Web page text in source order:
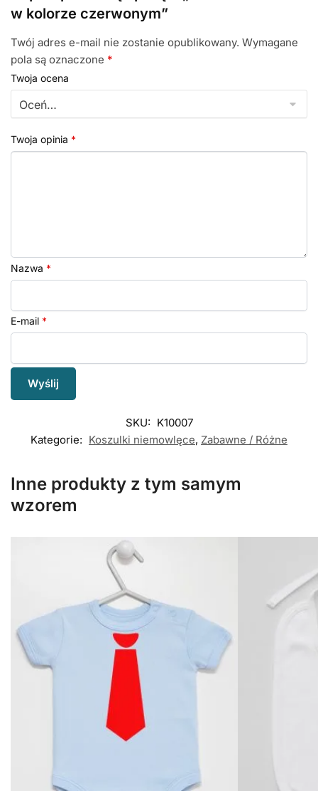
w kolorze czerwonym”
Twój adres e-mail nie zostanie opublikowany. Wymagane
pola są oznaczone *
Twoja ocena
Twoja opinia *
Nazwa *
E-mail *
SKU: K10007
Kategorie: Koszulki niemowlęce, Zabawne / Różne
Inne produkty z tym samym
wzorem